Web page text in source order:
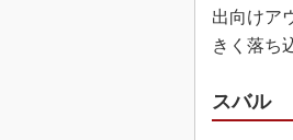
出向けア
きく落ち
スバル